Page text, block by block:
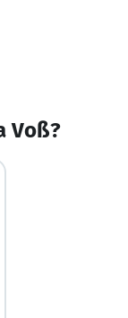
Voß?